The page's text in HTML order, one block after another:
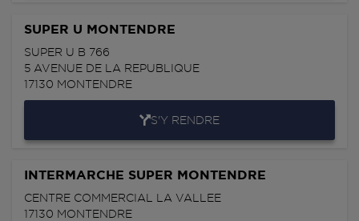
SUPER U MONTENDRE
SUPER U B 766
5 AVENUE DE LA REPUBLIQUE
17130 MONTENDRE
S'Y RENDRE
INTERMARCHE SUPER MONTENDRE
CENTRE COMMERCIAL LA VALLEE
17130 MONTENDRE